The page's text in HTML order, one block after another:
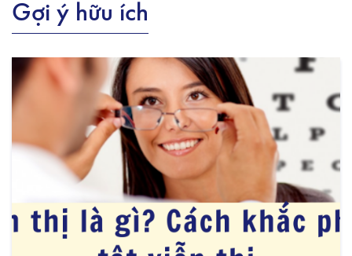
Gợi ý hữu ích